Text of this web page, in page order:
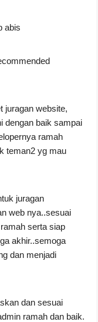
abis
juragan website,
dengan baik sampai
ramah
teman2 yg mau
juragan
web nya..sesuai
serta siap
akhir..semoga
dan menjadi
dan sesuai
ramah dan baik.